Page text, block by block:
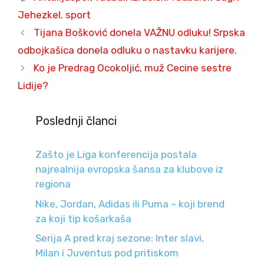
Jehezkel, sport
Tijana Bošković donela VAŽNU odluku! Srpska
odbojkašica donela odluku o nastavku karijere.
Ko je Predrag Ocokoljić, muž Cecine sestre
Lidije?
Poslednji članci
Zašto je Liga konferencija postala
najrealnija evropska šansa za klubove iz
regiona
Nike, Jordan, Adidas ili Puma – koji brend
za koji tip košarkaša
Serija A pred kraj sezone: Inter slavi,
Milan i Juventus pod pritiskom